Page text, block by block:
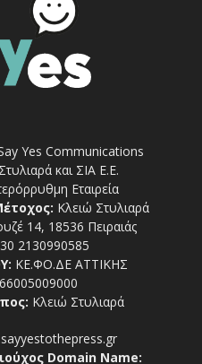
Yes Communications
και ΣΙΑ Ε.Ε.
Εταιρεία
Κλειώ Στυλιαρά
14, 18536 Πειραιάς
2130990585
ΚΕ.ΦΟ.ΔΕ ΑΤΤΙΚΗΣ
Κλειώ Στυλιαρά
Domain Name: